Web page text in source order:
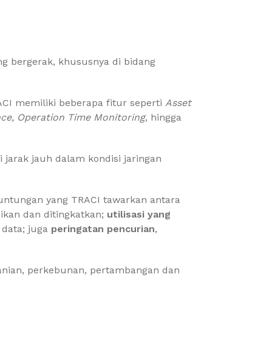
bergerak, khususnya di bidang
memiliki beberapa fitur seperti Asset
Operation Time Monitoring, hingga
jarak jauh dalam kondisi jaringan
yang TRACI tawarkan antara
dan ditingkatkan; utilisasi yang
juga peringatan pencurian,
perkebunan, pertambangan dan